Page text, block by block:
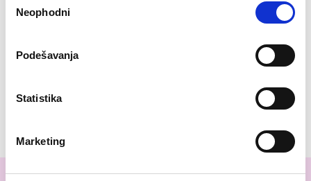
сагласности
Neophodni
Podešavanja
Statistika
Marketing
Naručite hosting i pokrenite newsletter servis